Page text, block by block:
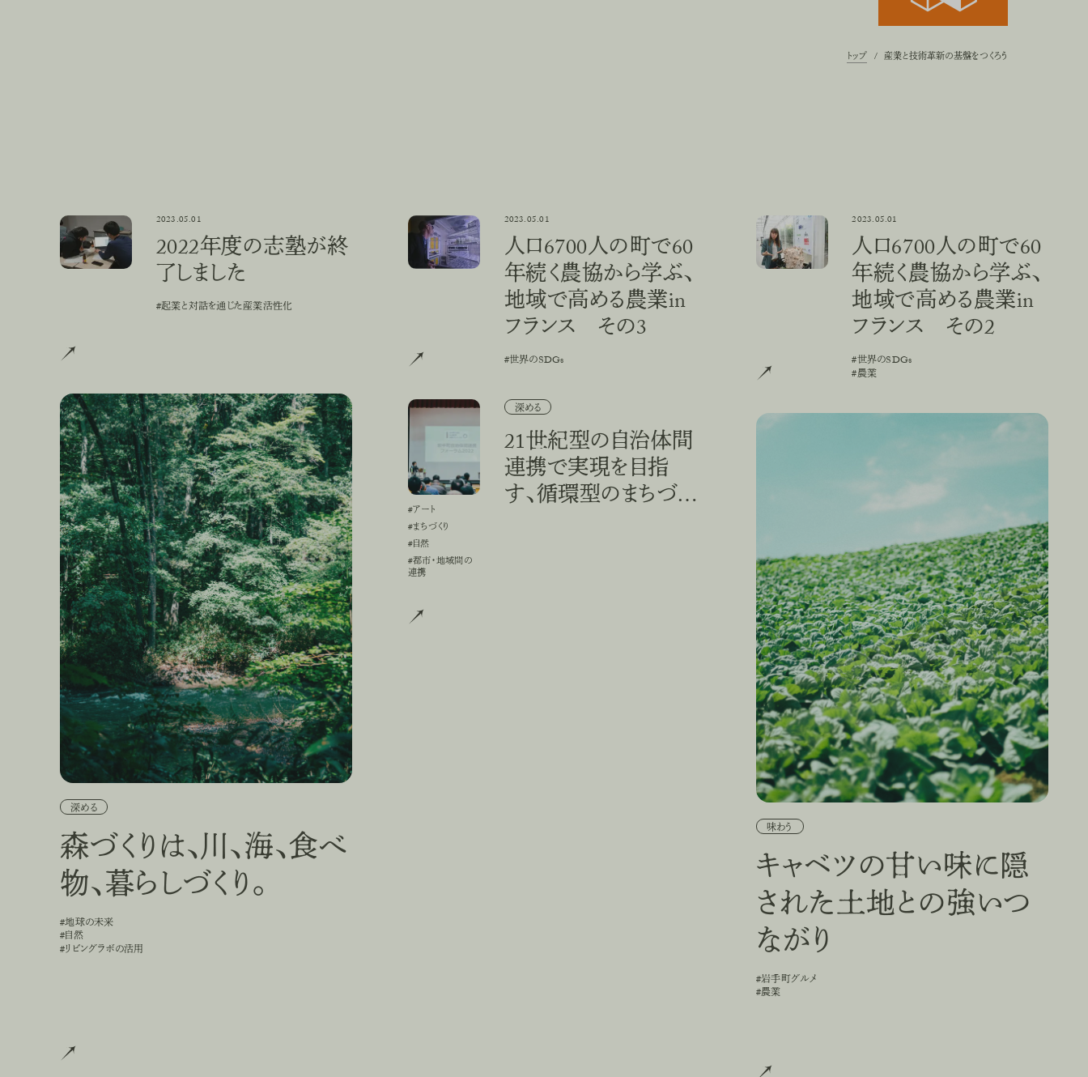
トップ
トップ / 産業と技術革新の基盤をつくろう
2022年度の志塾が終了しました
2023.05.01
2022年度の志塾が終
了しました
#起業と対話を通じた産業活性化
#起業と対話を通じた産業活性化
人口6700人の町で60年続く農協から学ぶ、地域で高める農業inフランス その3
2023.05.01
人口6700人の町で60
年続く農協から学ぶ、
地域で高める農業in
フランス その3
#世界のSDGs
#世界のSDGs
人口6700人の町で60年続く農協から学ぶ、地域で高める農業in
2023.05.01
人口6700人の町で60
年続く農協から学ぶ、
地域で高める農業in
フランス その2
#世界のSDGs
#世界のSDGs
#農業
#農業
森づくりは、川、海、食べ物、暮らしづくり。
深める
森づくりは、川、海、食べ
物、暮らしづくり。
#地球の未来
#地球の未来
#自然
#自然
#リビングラボの活用
#リ ビングラボの活用
21世紀型の自治体間連携で実現を目指す、循環型のまちづくり
#アート
#アート
#まちづくり
#まちづくり
#自然
#自然
#都市・地域間の連携
#都市・地域間の
連携
深める
21世紀型の自治体間
連携で実現を目指
す、循環型のまちづく
キャベツの甘い味に隠された土地との強いつながり
味わう
キャベツの甘い味に隠
された土地との強いつ
ながり
#岩手町グルメ
#岩手町グルメ
#農業
#農業